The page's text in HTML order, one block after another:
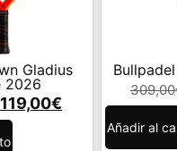
Gladius
2026
119,00€
309,00
Añadir al